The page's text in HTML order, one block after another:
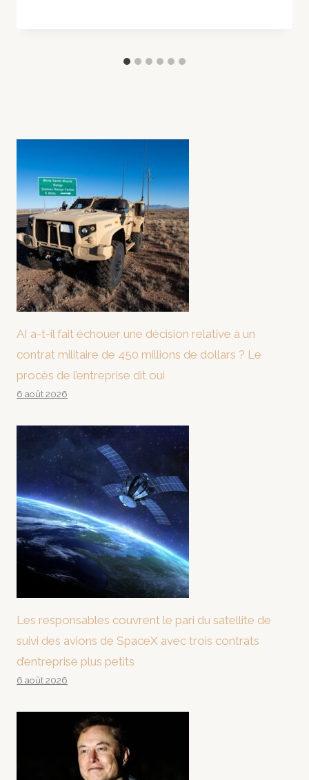
AI a-t-il fait échouer une décision relative à un
contrat militaire de 450 millions de dollars ? Le
procès de l’entreprise dit oui
6 août 2026
Les responsables couvrent le pari du satellite de
suivi des avions de SpaceX avec trois contrats
d’entreprise plus petits
6 août 2026